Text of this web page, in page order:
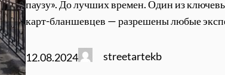
паузу». До лучших времен. Один из
карт-бланшевцев — разрешены любые
12.08.2024 streetartekb